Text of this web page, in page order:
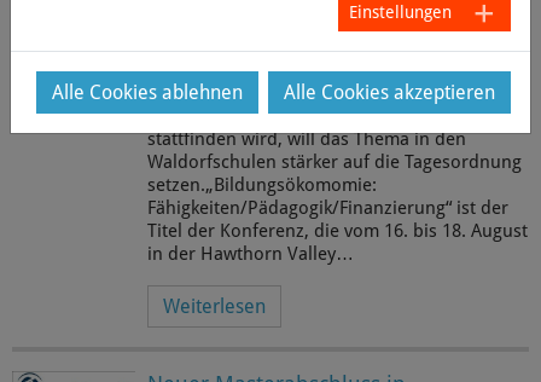
Bankenkrise 2008 stellen viele Menschen die
gegenwärtige Wirtschaftspolitik infrage und
fordern einen ethischen Ansatz in der
Finanzwelt und der Wirtschaft. Eine
Konferenz, die in diesem Jahr in den USA
stattfinden wird, will das Thema in den
Waldorfschulen stärker auf die Tagesordnung
setzen.„Bildungsökomomie:
Fähigkeiten/Pädagogik/Finanzierung“ ist der
Titel der Konferenz, die vom 16. bis 18. August
in der Hawthorn Valley…
Weiterlesen
Einstellungen
Alle Cookies ablehnen Alle Cookies akzeptieren